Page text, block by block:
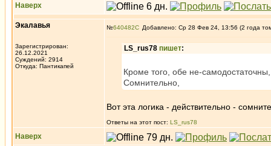
Наверх
Экалавья
Зарегистрирован:
26.12.2021
Суждений: 2914
Откуда: Пантикапей
№640482 Добавлено: Ср 28 Фев 24, 13:56 (2 года
LS_rus78 пишет:
Кроме того, обе не-
Сомнительно,
Вот эта логика - действительно -
Ответы на этот пост: LS_rus78
Наверх